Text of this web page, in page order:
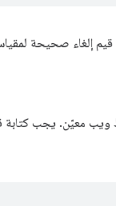
قيم إلغاء صحيحة
ويب معيّن. يجب